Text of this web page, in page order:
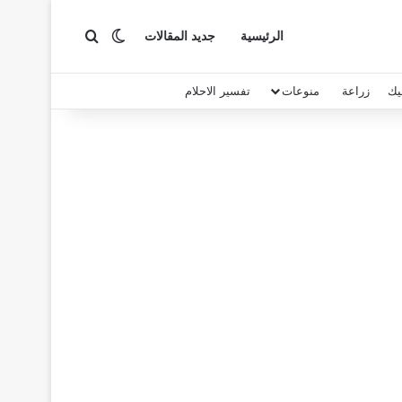
الرئيسية جديد المقالات الوضع المظلم
بحث عن
زراعة منوعات تفسير الاحلام